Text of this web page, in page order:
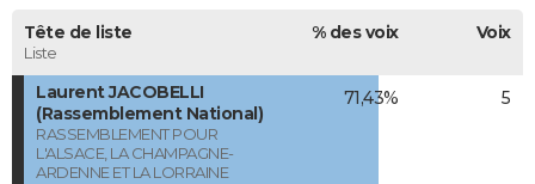
Tête de liste
Liste
% des voix Voix
Laurent JACOBELLI
(Rassemblement National)
RASSEMBLEMENT POUR
L'ALSACE, LA CHAMPAGNE-
ARDENNE ET LA LORRAINE
71,43% 5